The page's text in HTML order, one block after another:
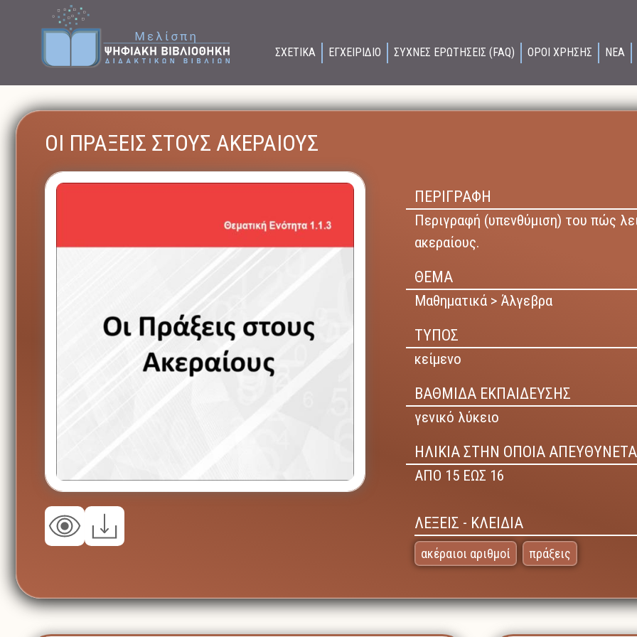
ΣΧΕΤΙΚΑ ΕΓΧΕΙΡΙΔΙΟ ΣΥΧΝΕΣ ΕΡΩΤΗΣΕΙΣ (FAQ) ΟΡΟΙ ΧΡΗΣΗΣ ΝΕΑ
ΟΙ ΠΡΑΞΕΙΣ ΣΤΟΥΣ ΑΚΕΡΑΙΟΥΣ
ΠΕΡΙΓΡΑΦΗ
Περιγραφή (υπενθύμιση) του πώς
ακεραίους.
ΘΕΜΑ
Μαθηματικά > Άλγεβρα
ΤΥΠΟΣ
κείμενο
ΒΑΘΜΙΔΑ ΕΚΠΑΙΔΕΥΣΗΣ
γενικό λύκειο
ΗΛΙΚΙΑ ΣΤΗΝ ΟΠΟΙΑ
ΑΠΟ 15 ΕΩΣ 16
ΛΕΞΕΙΣ - ΚΛΕΙΔΙΑ
ακέραιοι αριθμοί πράξεις